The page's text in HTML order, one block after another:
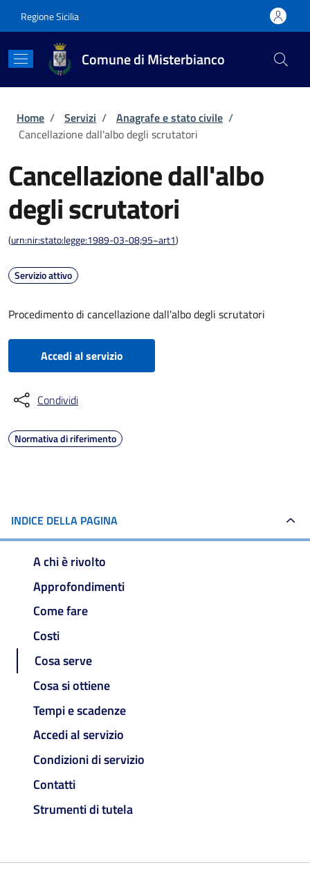
Regione Sicilia
Comune di Misterbianco
Briciole di pane
Home / Servizi / Anagrafe e stato civile /
Cancellazione dall'albo degli scrutatori
Cancellazione dall'albo
degli scrutatori
(urn:nir:stato:legge:1989-03-08;95~art1)
Servizio attivo
Procedimento di cancellazione dall'albo degli scrutatori
Accedi al servizio
Condividi
Normativa di riferimento
INDICE DELLA PAGINA
A chi è rivolto
Approfondimenti
Come fare
Costi
Cosa serve
Cosa si ottiene
Tempi e scadenze
Accedi al servizio
Condizioni di servizio
Contatti
Strumenti di tutela